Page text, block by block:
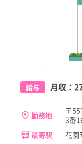
給与 月収：
勤務地
〒
3番
最寄駅
花園